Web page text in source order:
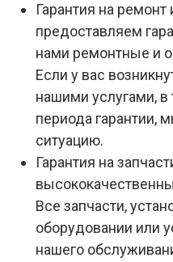
Гарантия на
предоставляем
нами ремонтные и
Если у вас
нашими услугами, в
периода гарантии,
ситуацию.
Гарантия на
Все запчасти,
оборудовании или
нашего